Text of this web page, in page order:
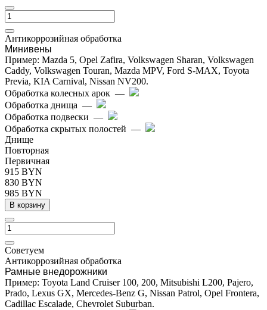
Антикоррозийная обработка
Минивены
Пример: Mazda 5, Opel Zafira, Volkswagen Sharan, Volkswagen
Caddy, Volkswagen Touran, Mazda MPV, Ford S-MAX, Toyota
Previa, KIA Carnival, Nissan NV200.
Обработка колесных арок —
Обработка днища —
Обработка подвески —
Обработка скрытых полостей —
Днище
Повторная
Первичная
915 BYN
830 BYN
985 BYN
В корзину
Cоветуем
Антикоррозийная обработка
Рамные внедорожники
Пример: Toyota Land Cruiser 100, 200, Mitsubishi L200, Pajero,
Prado, Lexus GX, Mercedes-Benz G, Nissan Patrol, Opel Frontera,
Cadillac Escalade, Chevrolet Suburban.